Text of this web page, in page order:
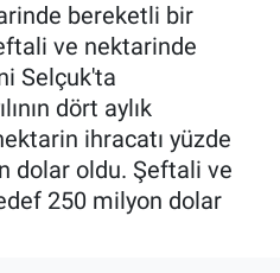
bereketli bir
ve nektarinde
Selçuk'ta
dört aylık
ihracatı yüzde
dolar oldu. Şeftali ve
250 milyon dolar
ve Fikstür